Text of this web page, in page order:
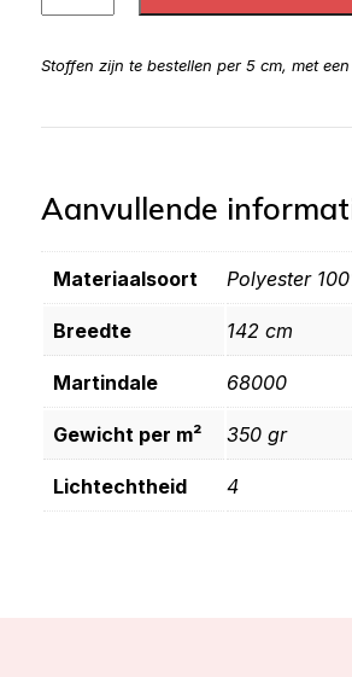
Stoffen zijn te bestellen per 5 cm, met
Aanvullende
Materiaalsoort Polyester
Breedte 142 cm
Martindale 68000
Gewicht per m² 350 gr
Lichtechtheid 4